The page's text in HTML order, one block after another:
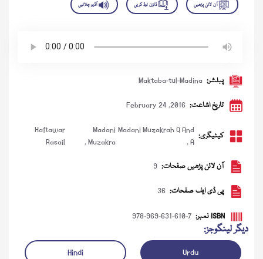
پبلشر: Maktaba-tul-Madina
تاریخ اشاعت: February 24 ,2016
کیٹیگری:
Madani Muzakrah Q And
A
,
Madani
Muzakra
,
Haftawar
Rasail
آن لائن پڑھیں صفحات: 9
پی ڈی ایف صفحات: 36
ISBN نمبر: 978-969-631-610-7
دیگر لینگوجز:
Urdu
Hindi